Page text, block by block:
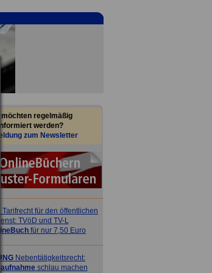
möchten regelmäßig
informiert werden?
zum Newsletter
Tarifrecht für den öffentlichen
TVöD und TV-L
für nur 7,50 Euro
Nebentätigkeitsrecht:
schlau machen